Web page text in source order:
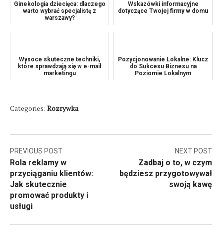
Ginekologia dziecięca: dlaczego
warto wybrać specjalistę z
warszawy?
Wskazówki informacyjne
dotyczące Twojej firmy w domu
Wysoce skuteczne techniki,
które sprawdzają się w e-mail
marketingu
Pozycjonowanie Lokalne: Klucz
do Sukcesu Biznesu na
Poziomie Lokalnym
Categories: Rozrywka
Nawigacja
wpisu
PREVIOUS POST
Rola reklamy w
przyciąganiu klientów:
Jak skutecznie
promować produkty i
usługi
NEXT POST
Zadbaj o to, w czym
będziesz przygotowywał
swoją kawę